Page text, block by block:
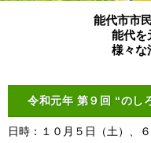
能代市市
能代を
様々な
令和元年 第９回 “のし
日時：１０月５日（土）、